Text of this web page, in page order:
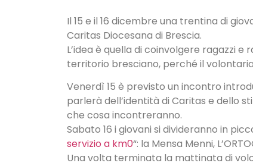
Il 15 e il 16 dicembre una trentina di
Caritas Diocesana di Brescia.
L’idea è quella di coinvolgere ragazzi
territorio bresciano, perché il
Venerdì 15 è previsto un incontro
parlerà dell’identità di Caritas e dello
che cosa incontreranno.
Sabato 16 i giovani si divideranno in
servizio a km0“: la Mensa Menni,
Una volta terminata la mattinata di